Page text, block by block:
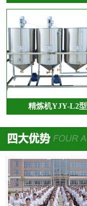
精炼机YJY-L2型